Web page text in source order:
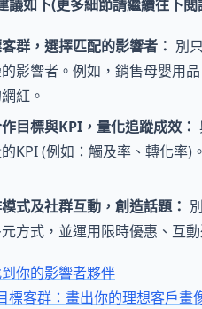
議如下(更多細節請繼續往下閱
群，選擇匹配的影響者： 別
影響者。例如，銷售母嬰用
紅。
目標與KPI，量化追蹤成效：
KPI (例如：觸及率、轉化率
式及社群互動，創造話題：
方式，並運用限時優惠、互
你的影響者夥伴
標客群：畫出你的理想客戶畫